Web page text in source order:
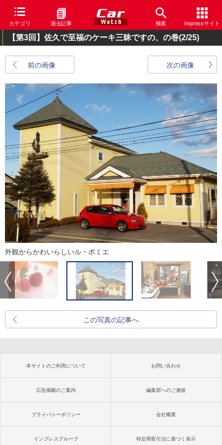
カテゴリ 過去記事 検索 Impressサイト
【第3回】佐久で至福のケーキ三昧ですの、の巻(2/25)
前の画像 次の画像
外観からかわいらしいル・ポミエ
この写真の記事へ
本サイトのご利用について お問い合わせ
広告掲載のご案内 編集部へのご連絡
プライバシーポリシー 会社概要
インプレスグループ 特定商取引法に基づく表示